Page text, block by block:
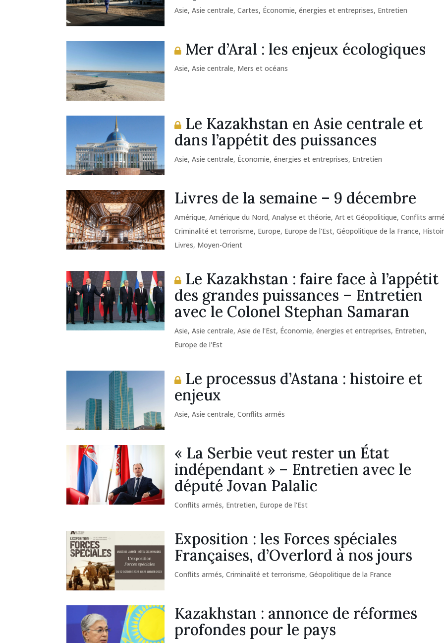
Asie,Asie centrale,Cartes, Économie, énergies et entreprises, Entretien
Mer d’Aral : les enjeux écologiques
Asie,Asie centrale, Mers et océans
Le Kazakhstan en Asie centrale et
dans l’appétit des puissances
Asie,Asie centrale, Économie, énergies et entreprises, Entretien
Livres de la semaine – 9 décembre
Amérique,Amérique du Nord,Analyse et théorie,Art et Géopolitique,Conflits
Criminalité et terrorisme, Europe, Europe de l'Est,Géopolitique de la France,
Livres, Moyen-Orient
Le Kazakhstan : faire face à l’appétit
des grandes puissances – Entretien
avec le Colonel Stephan Samaran
Asie,Asie centrale,Asie de l'Est, Économie, énergies et entreprises, Entretien,
Europe de l'Est
Le processus d’Astana : histoire et
enjeux
Asie,Asie centrale,Conflits armés
« La Serbie veut rester un État
indépendant » – Entretien avec le
député Jovan Palalic
Conflits armés, Entretien, Europe de l'Est
Exposition : les Forces spéciales
Françaises, d’Overlord à nos jours
Conflits armés,Criminalité et terrorisme,Géopolitique de la France
Kazakhstan : annonce de réformes
profondes pour le pays